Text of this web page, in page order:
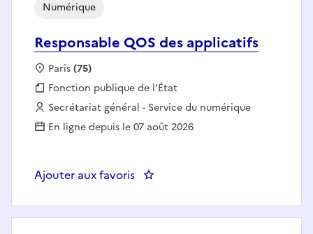
Responsable QOS des applicatifs
Numérique
Localisation :
Paris(75)
Fonction publique :
Fonction publique de l'État
Employeur :
Secrétariat général - Service du numérique
En ligne depuis le 07 août 2026
Ajouter aux favoris : Responsable QOS des